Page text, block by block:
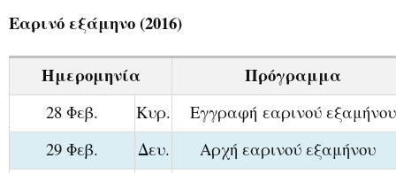
Εαρινό εξάμηνο (2016)
Ημερομηνία Πρόγραμμα
28 Φεβ. Κυρ. Εγγραφή εαρινού εξαμήνου
29 Φεβ.
Δευ. Αρχή εαρινούεξαμήνου